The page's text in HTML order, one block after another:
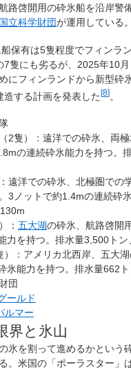
路啓開用の砕氷船を沿岸警
立科学財団が運用している。
保有は5隻程度でフィンラ
7隻にも劣るが、2025年10
にフィンランドから新型砕
造する計画を発表した[8]。
（2隻）：遠洋での砕氷、両
の連続砕氷能力を持つ。
：遠洋での砕氷、北極圏での
3ノットで約1.4mの連続砕
： 五大湖の砕氷、航路啓開
力を持つ。排水量3,500トン
）：アメリカ北西岸、五大
氷能力を持つ。排水量662
団
ールド
ルマー
界と氷山
氷を割って進めるかという
。米国の「ポーラスター」